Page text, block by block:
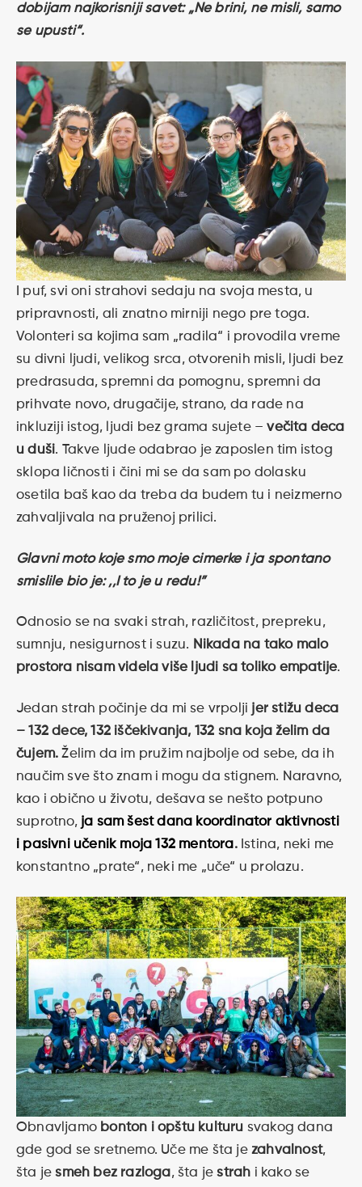
dobijam najkorisniji savet: „Ne brini, ne misli, samo
se upusti“.
I puf, svi oni strahovi sedaju na svoja mesta, u
pripravnosti, ali znatno mirniji nego pre toga.
Volonteri sa kojima sam „radila“ i provodila vreme
su divni ljudi, velikog srca, otvorenih misli, ljudi bez
predrasuda, spremni da pomognu, spremni da
prihvate novo, drugačije, strano, da rade na
inkluziji istog, ljudi bez grama sujete –večita deca
u duši. Takve ljude odabrao je zaposlen tim istog
sklopa ličnosti i čini mi se da sam po dolasku
osetila baš kao da treba da budem tu i neizmerno
zahvaljivala na pruženoj prilici.
Glavni moto koje smo moje cimerke i ja spontano
smislile bio je: ,,I to je u redu!”
Odnosio se na svaki strah, različitost, prepreku,
sumnju, nesigurnost i suzu. Nikada na tako malo
prostora nisam videla više ljudi sa toliko empatije.
Jedan strah počinje da mi se vrpolji jer stižu deca
– 132 dece, 132 iščekivanja, 132 sna koja želim da
čujem.Želim da im pružim najbolje od sebe, da ih
naučim sve što znam i mogu da stignem. Naravno,
kao i obično u životu, dešava se nešto potpuno
suprotno, ja sam šest dana koordinator aktivnosti
i pasivni učenik moja 132 mentora.Istina, neki me
konstantno „prate“, neki me „uče“ u prolazu.
Obnavljamo bonton i opštu kulturu svakog dana
gde god se sretnemo. Uče me šta je zahvalnost,
šta jesmeh bez razloga, šta jestrah i kako se